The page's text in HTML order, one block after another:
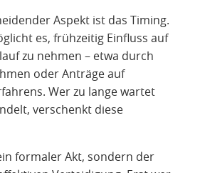
Aspekt ist das Timing.
es, frühzeitig Einfluss auf
zu nehmen – etwa durch
oder Anträge auf
Wer zu lange wartet
verschenkt diese
formaler Akt, sondern der